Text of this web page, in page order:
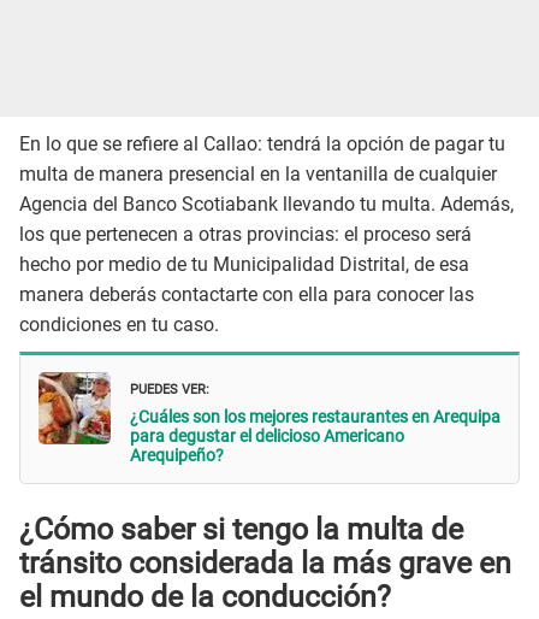
En lo que se refiere al Callao: tendrá la opción de pagar tu
multa de manera presencial en la ventanilla de cualquier
Agencia del Banco Scotiabank llevando tu multa. Además,
los que pertenecen a otras provincias: el proceso será
hecho por medio de tu Municipalidad Distrital, de esa
manera deberás contactarte con ella para conocer las
condiciones en tu caso.
PUEDES VER:
¿Cuáles son los mejores restaurantes en Arequipa
para degustar el delicioso Americano
Arequipeño?
¿Cómo saber si tengo la multa de
tránsito considerada la más grave en
el mundo de la conducción?